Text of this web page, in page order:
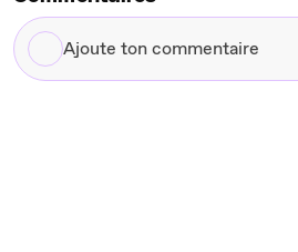
Ajoute
ton